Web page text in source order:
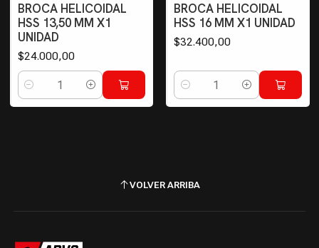
BROCA HELICOIDAL
HSS 13,50 MM X1
UNIDAD
$24.000,00
Cantidad
BROCA HELICOIDAL
HSS 16 MM X1 UNIDAD
$32.400,00
Cantidad
VOLVER ARRIBA